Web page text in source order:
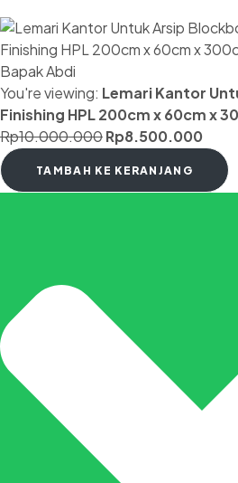
You're viewing: Lemari Kantor
Finishing HPL 200cm x 60cm x
Rp10.000.000Rp8.500.000
TAMBAH KE KERANJANG